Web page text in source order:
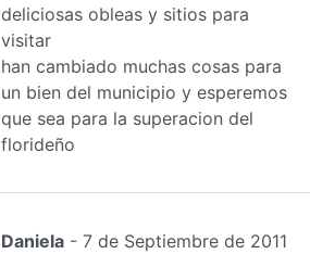
deliciosas obleas y sitios para
visitar
han cambiado muchas cosas para
un bien del municipio y esperemos
que sea para la superacion del
florideño
Daniela - 7 de Septiembre de 2011